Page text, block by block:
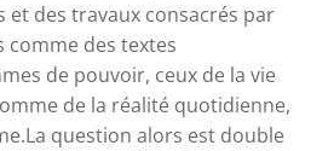
et des travaux consacrés par
des textes
de pouvoir, ceux de la vie
de la réalité quotidienne,
question alors est double